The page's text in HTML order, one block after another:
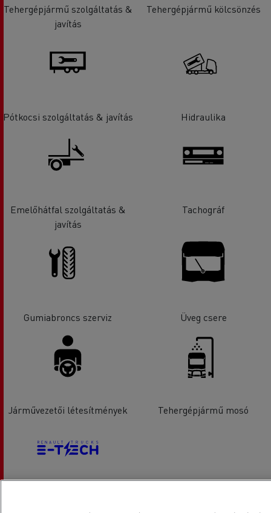
Tehergépjármű szolgáltatás &
javítás
Tehergépjármű kölcsönzés
Pótkocsi szolgáltatás & javítás Hidraulika
Emelőhátfal szolgáltatás &
javítás
Tachográf
Gumiabroncs szerviz Üveg csere
Járművezetői létesítmények Tehergépjármű mosó